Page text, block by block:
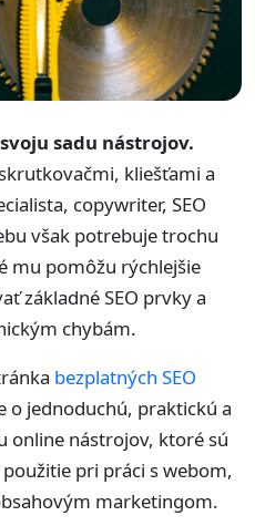
sadu nástrojov.
kliešťami a
copywriter, SEO
však potrebuje trochu
mu pomôžu rýchlejšie
základné SEO prvky a
chybám.
bezplatných SEO
o jednoduchú, praktickú a
online nástrojov, ktoré sú
pri práci s webom,
marketingom.